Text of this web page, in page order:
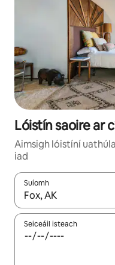
Lóistín saoire ar
Aimsigh lóistíní
iad
Suíomh
Nuair a bheidh torthaí
Seiceáil isteach